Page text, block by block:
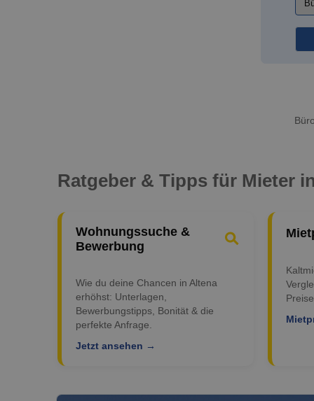
Ratgeber & Tipps für Mieter
Wohnungssuche &
Bewerbung
Wie du deine Chancen in Altena
erhöhst: Unterlagen,
Bewerbungstipps, Bonität & die
perfekte Anfrage.
Jetzt ansehen →